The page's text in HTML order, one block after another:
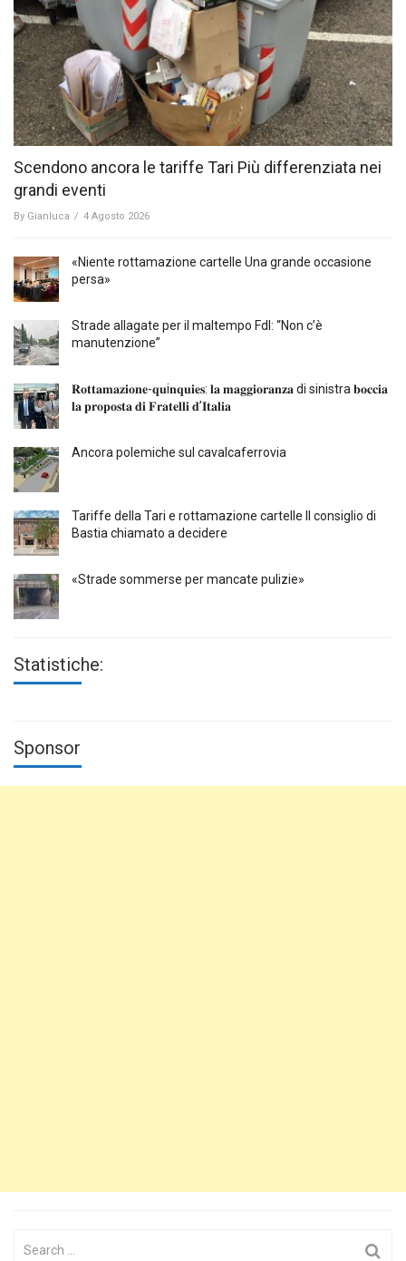
Scendono ancora le tariffe Tari Più differenziata nei
grandi eventi
By Gianluca / 4 Agosto 2026
«Niente rottamazione cartelle Una grande occasione
persa»
Strade allagate per il maltempo FdI: “Non c’è
manutenzione”
𝐑𝐨𝐭𝐭𝐚𝐦𝐚𝐳𝐢𝐨𝐧𝐞-𝐪𝐮i𝐧𝐪𝐮𝐢𝐞𝐬: 𝐥𝐚 𝐦𝐚𝐠𝐠𝐢𝐨𝐫𝐚𝐧𝐳𝐚 di sinistra 𝐛𝐨𝐜𝐜𝐢𝐚
𝐥𝐚 𝐩𝐫𝐨𝐩𝐨𝐬𝐭𝐚 𝐝𝐢 𝐅𝐫𝐚𝐭𝐞𝐥𝐥𝐢 𝐝’𝐈𝐭𝐚𝐥𝐢𝐚
Ancora polemiche sul cavalcaferrovia
Tariffe della Tari e rottamazione cartelle Il consiglio di
Bastia chiamato a decidere
«Strade sommerse per mancate pulizie»
Statistiche:
Sponsor